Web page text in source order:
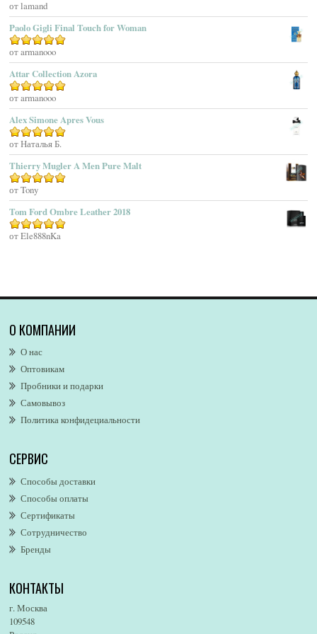
Agatho Parfum
Agent Provocateur
Agnes B
Agonist
Ahjaar
Aigner
Aj Arabia (Widian)
Ajmal
Akro
Al Hamatt
Al Haramain
Al-Jazeera
Alex Simone
Alexander McQueen
Alexandre. J
Alford & Hoff
Alfred Dunhill
Alfred Ritchy
Alfred Sung
AllSaints
Alsayad
Altaia
Alvarez Gomez
Alviero Martini
Alyson Oldoini
American Eagle
Amore Segreto
Оценка5из 5
от lamand
Paolo Gigli Final Touch for Woman
Оценка5из 5
от armanooo
Attar Collection Azora
Оценка5из 5
от armanooo
Alex Simone Apres Vous
Оценка5из 5
от Наталья Б.
Thierry Mugler A Men Pure Malt
Оценка
от Tony
Tom Ford Ombre Leather 2018
Оценка5из 5
от Ele888nKa
О КОМПАНИИ
О нас
Оптовикам
Пробники и подарки
Самовывоз
Политика конфидециальности
СЕРВИС
Способы доставки
Способы оплаты
Сертификаты
Сотрудничество
Бренды
КОНТАКТЫ
г. Москва
109548